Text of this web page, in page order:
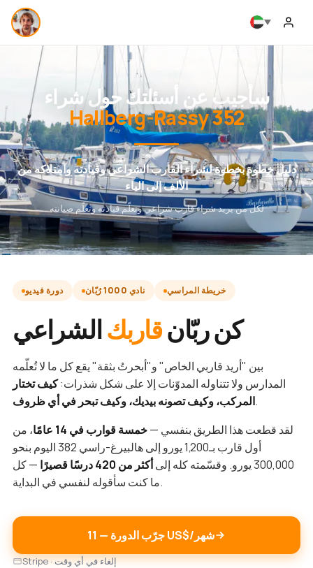
سأجيب عن أسئلتك حول شراء
Hallberg-Rassy 352
دليل خطوة بخطوة لشراء القارب الشراعي وقيادته وامتلاكه من
الألف إلى الياء
لكل من يريد شراء قارب شراعي وتعلّم قيادته وتعلّم صيانته
دورة فيديو نادي 1000 رُبّان خريطة المراسي
كن ربّانقاربكالشراعي
بين "أريد قاربي الخاص" و"أبحرتُ بثقة" يقع كل ما لا تُعلّمه
المدارس ولا تتناوله المدوّنات إلا على شكل شذرات:كيف تختار
المركب، وكيف تصونه بيديك، وكيف تبحر في أي ظروف.
لقد قطعت هذا الطريق بنفسي —خمسة قوارب في 14 عامًا
، من
أول قارب بـ1,200 يورو إلى هالبيرغ-راسي 382 اليوم بنحو
300,000 يورو. وقسّمته كله إلى
أكثر من 420 درسًا قصيرًا
— كل
ما كنت سأقوله لنفسي في البداية.
جرّب الدورة — ‏11 US$/شهر
Stripe · إلغاء في أي وقت